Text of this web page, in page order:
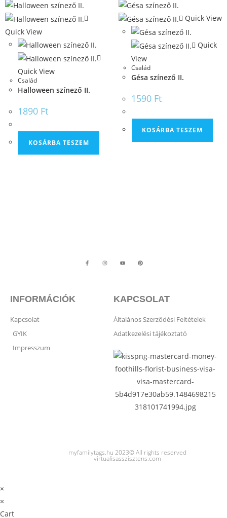
Quick View
Quick View
Család
Halloween színező II.
1890 Ft
KOSÁRBA TESZEM
Quick View
Quick
View
Család
Gésa színező II.
1590 Ft
KOSÁRBA TESZEM
INFORMÁCIÓK
Kapcsolat
GYIK
Impresszum
KAPCSOLAT
Általános Szerződési Feltételek
Adatkezelési tájékoztató
myfamilytags.hu 2023© All rights reserved
virtualisasszisztens.com
×
×
Cart